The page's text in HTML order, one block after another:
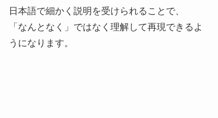
日本語で細かく説明を受けられることで、
「なんとなく」ではなく理解して再現できるよ
うになります。